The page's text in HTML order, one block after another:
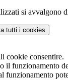
si avvalgono
tutti i cookies
cookie consentire.
il funzionamento
funzionamento